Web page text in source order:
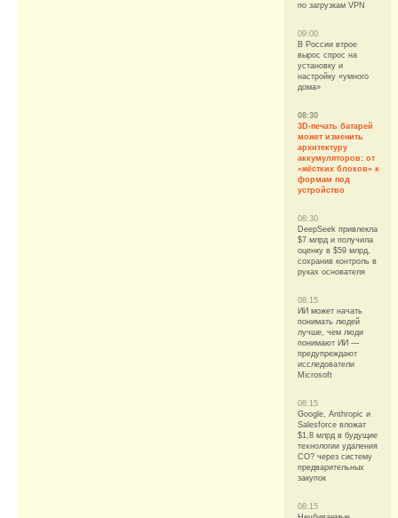
по загрузкам VPN
09:00
В России втрое
вырос спрос на
установку и
настройку «умного
дома»
08:30
3D-печать батарей
может изменить
архитектуру
аккумуляторов: от
«жёстких блоков» к
формам под
устройство
08:30
DeepSeek привлекла
$7 млрд и получила
оценку в $59 млрд,
сохранив контроль в
руках основателя
08:15
ИИ может начать
понимать людей
лучше, чем люди
понимают ИИ —
предупреждают
исследователи
Microsoft
08:15
Google, Anthropic и
Salesforce вложат
$1,8 млрд в будущие
технологии удаления
CO? через систему
предварительных
закупок
08:15